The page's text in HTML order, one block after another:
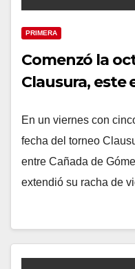
PRIMERA
Comenzó la
Clausura, este
En un viernes con
fecha del torneo
entre Cañada de
extendió su racha de